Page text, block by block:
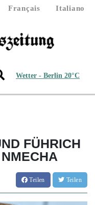
Français
Italiano
Wetter - Berlin 20°C
FÜHRICH
Teilen Teilen